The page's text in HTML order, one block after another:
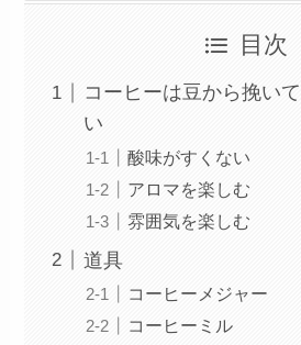
目次
コーヒーは豆から挽い
い
酸味がすくない
アロマを楽しむ
雰囲気を楽しむ
道具
コーヒーメジャー
コーヒーミル